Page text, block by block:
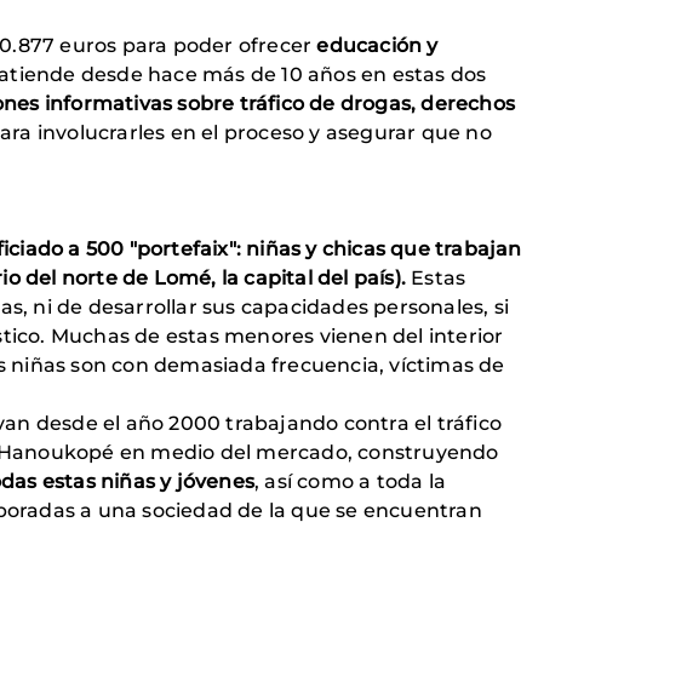
euros para poder ofrecereducación y
desde hace más de 10 años en estas dos
informativas sobre tráfico de drogas, derechos
involucrarles en el proceso y asegurar que no
a 500 "portefaix": niñas y chicas que trabajan
del norte de Lomé, la capital del país). Estas
ni de desarrollar sus capacidades personales, si
Muchas de estas menores vienen del interior
son con demasiada frecuencia, víctimas de
desde el año 2000 trabajando contra el tráfico
en medio del mercado, construyendo
estas niñas y jóvenes, así como a toda la
a una sociedad de la que se encuentran